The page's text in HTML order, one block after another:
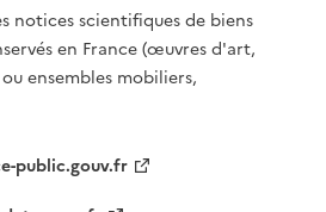
notices scientifiques de biens
en France (œuvres d'art,
ensembles mobiliers,
public.gouv.fr